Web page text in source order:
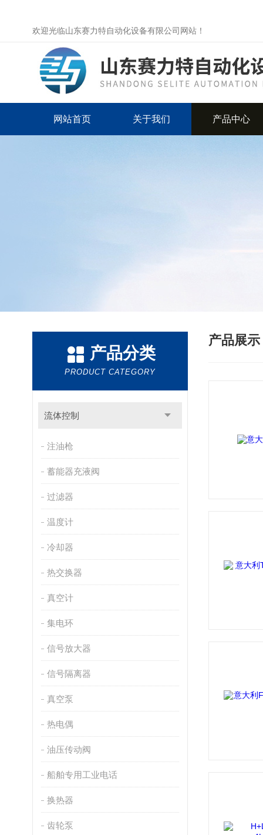
欢迎光临山东赛力特自动化设备有限公司网站！
网站首页 关于我们 产品中心
产品分类
PRODUCT CATEGORY
流体控制
注油枪
蓄能器充液阀
过滤器
温度计
冷却器
热交换器
真空计
集电环
信号放大器
信号隔离器
真空泵
热电偶
油压传动阀
船舶专用工业电话
换热器
齿轮泵
产品展示